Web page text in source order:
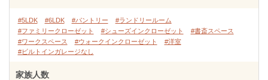
#5LDK #6LDK #パントリー
#ランドリールーム
#ファミリークローゼット
#シューズインクローゼット
#書斎スペース
#ワークスペース
#ウォークインクローゼット
#洋室
#ビルトインガレージなし
家族人数